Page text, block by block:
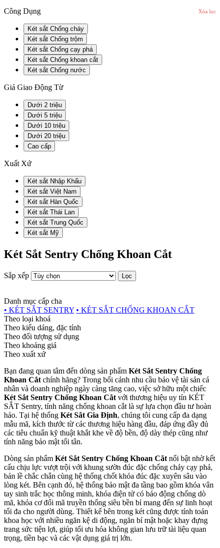
Công Dụng Xóa lọc
Két sắt Chống cháy
Két sắt Chống trộm
Két sắt Chống cạy phá
Két sắt Chống khoan cắt
Két sắt Chống nước
Giá Giao Động Từ
Dưới 2 triệu
Dưới 5 triệu
Dưới 10 triệu
Dưới 20 triệu
Cao cấp
Xuất Xứ
Két sắt Nhập Khẩu
Két sắt Việt Nam
Két sắt Hàn Quốc
Két sắt Thái Lan
Két sắt Trung Quốc
Két sắt Mỹ
Két Sắt Sentry Chống Khoan Cắt
Sắp xếp Lọc
Danh mục cấp cha
• KÉT SẮT SENTRY • KÉT SẮT CHỐNG KHOAN CẮT
Theo loại khoá
Theo kiểu dáng, đặc tính
Theo đối tượng sử dụng
Theo khoảng giá
Theo xuất xứ
Bạn đang quan tâm đến dòng sản phẩm Két Sắt Sentry Chống
Khoan Cắt chính hãng? Trong bối cảnh nhu cầu bảo vệ tài sản cá
nhân và doanh nghiệp ngày càng tăng cao, việc sở hữu một chiếc
Két Sắt Sentry Chống Khoan Cắt với thương hiệu uy tín KÉT
SẮT Sentry, tính năng chống khoan cắt là sự lựa chọn đầu tư hoàn
hảo. Tại hệ thống Két Sắt Gia Định, chúng tôi cung cấp đa dạng
mẫu mã, kích thước từ các thương hiệu hàng đầu, đáp ứng đầy đủ
các tiêu chuẩn kỹ thuật khắt khe về độ bền, độ dày thép cũng như
tính năng bảo mật tối tân.
Dòng sản phẩm Két Sắt Sentry Chống Khoan Cắt nổi bật nhờ kết
cấu chịu lực vượt trội với khung sườn đúc đặc chống cháy cạy phá,
bản lề chắc chắn cùng hệ thống chốt khóa đúc đặc xuyên sâu vào
lòng két. Bên cạnh đó, hệ thống bảo mật đa tầng bao gồm khóa vân
tay sinh trắc học thông minh, khóa điện tử có báo động chống dò
mã, khóa cơ đổi mã truyền thống siêu bền bỉ mang đến sự linh hoạt
tối đa cho người dùng. Thiết kế bên trong két cũng được tính toán
khoa học với nhiều ngăn kệ di động, ngăn bí mật hoặc khay đựng
trang sức tiện lợi, giúp tối ưu hóa không gian lưu trữ tài liệu quan
trọng, tiền bạc và các vật dụng giá trị lớn.